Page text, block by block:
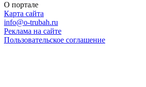
О портале
Карта сайта
info@o-trubah.ru
Реклама на сайте
Пользовательское соглашение